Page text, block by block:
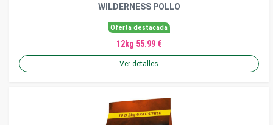
WILDERNESS POLLO
Oferta destacada
12kg 55.99 €
Ver detalles